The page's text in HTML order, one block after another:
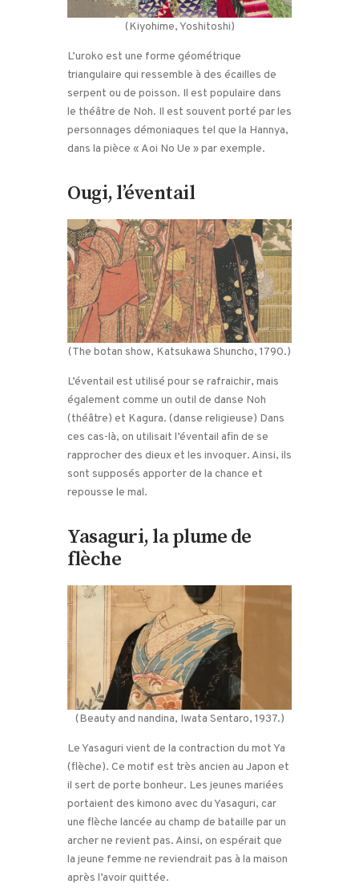
(Kiyohime, Yoshitoshi)
L’uroko est une forme géométrique
triangulaire qui ressemble à des écailles de
serpent ou de poisson. Il est populaire dans
le théâtre de Noh. Il est souvent porté par les
personnages démoniaques tel que la Hannya,
dans la pièce « Aoi No Ue » par exemple.
Ougi, l’éventail
(The botan show, Katsukawa Shuncho, 1790.)
L’éventail est utilisé pour se rafraichir, mais
également comme un outil de danse Noh
(théâtre) et Kagura. (danse religieuse) Dans
ces cas-là, on utilisait l’éventail afin de se
rapprocher des dieux et les invoquer. Ainsi, ils
sont supposés apporter de la chance et
repousse le mal.
Yasaguri, la plume de
flèche
(Beauty and nandina, Iwata Sentaro, 1937.)
Le Yasaguri vient de la contraction du mot Ya
(flèche). Ce motif est très ancien au Japon et
il sert de porte bonheur. Les jeunes mariées
portaient des kimono avec du Yasaguri, car
une flèche lancée au champ de bataille par un
archer ne revient pas. Ainsi, on espérait que
la jeune femme ne reviendrait pas à la maison
après l’avoir quittée.